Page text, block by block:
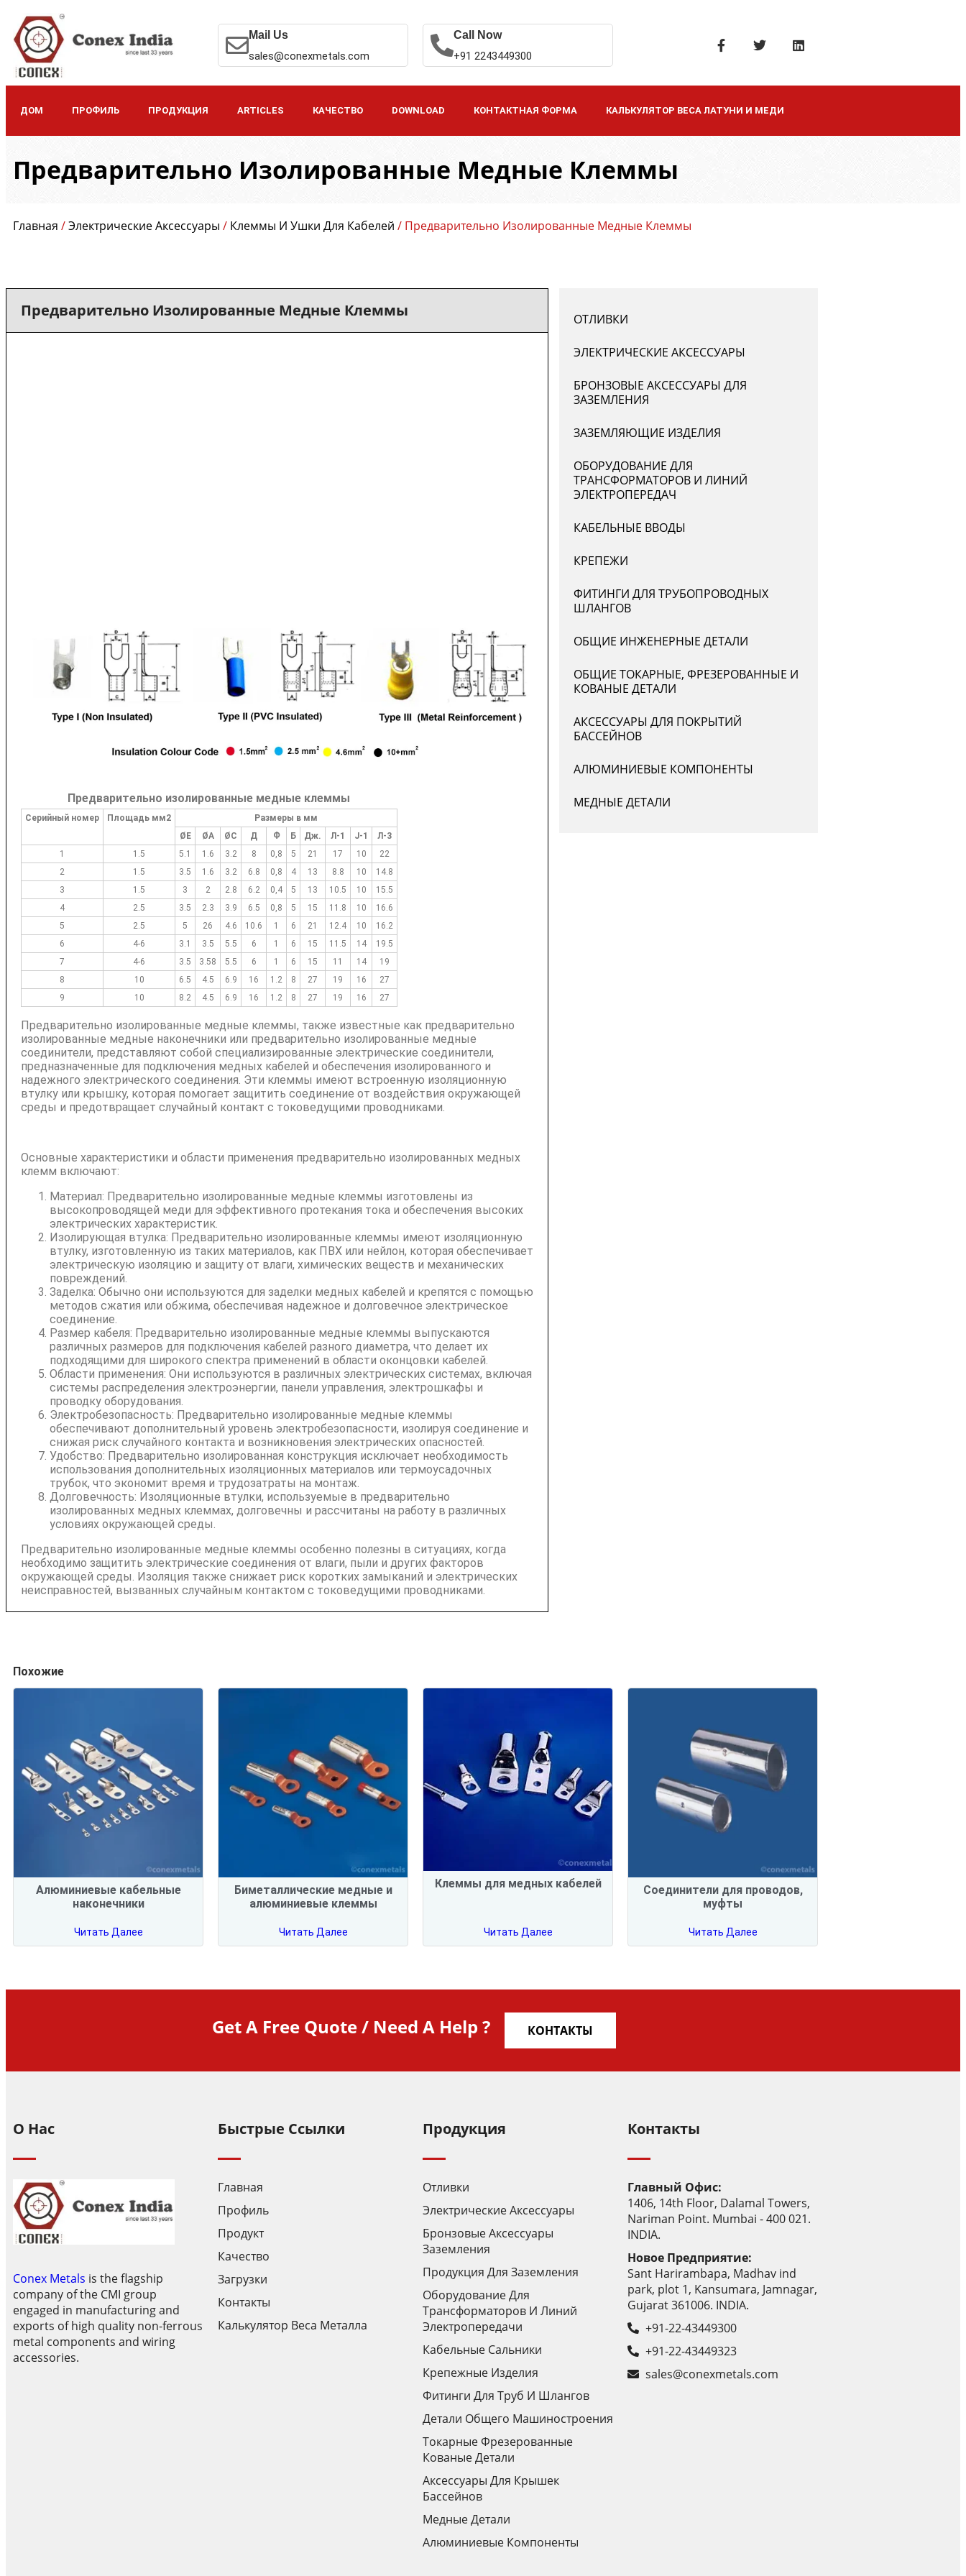
Mail Us
sales@conexmetals.com
Call Now
+91 2243449300
ДОМ ПРОФИЛЬ ПРОДУКЦИЯ ARTICLES КАЧЕСТВО DOWNLOAD КОНТАКТНАЯ ФОРМА КАЛЬКУЛЯТОР ВЕСА ЛАТУНИ И МЕДИ
Предварительно Изолированные Медные Клеммы
Главная /Электрические Аксессуары / Клеммы И Ушки Для Кабелей / Предварительно Изолированные Медные Клеммы
Предварительно Изолированные Медные Клеммы
Предварительно изолированные медные клеммы
Серийный номер Площадь мм2
Размеры в мм
ØE
ØA ØC Д Ф Б Дж. Л-1 J-1
Л-3
1
1.5 5.1 1.6 3.2 8 0,8 5 21 17 10
22
2
1.5 3.5 1.6 3.2 6.8 0,8 4 13 8.8 10
14.8
3
1.5 3 2 2.8 6.2 0,4 5 13 10.5 10
15.5
4
2.5 3.5 2.3 3.9 6.5 0,8 5 15 11.8 10
16.6
5
2.5 5 26 4.6 10.6 1 6 21 12.4 10
16.2
6
4-6 3.1 3.5 5.5 6 1 6 15 11.5 14
19.5
7
4-6 3.5 3.58 5.5 6 1 6 15 11 14
19
8
10 6.5 4.5 6.9 16 1.2 8 27 19 16
27
9
10 8.2 4.5 6.9 16 1.2 8 27 19 16 27
Предварительно изолированные медные клеммы, также известные как предварительно
изолированные медные наконечники или предварительно изолированные медные
соединители, представляют собой специализированные электрические соединители,
предназначенные для подключения медных кабелей и обеспечения изолированного и
надежного электрического соединения. Эти клеммы имеют встроенную изоляционную
втулку или крышку, которая помогает защитить соединение от воздействия окружающей
среды и предотвращает случайный контакт с токоведущими проводниками.
Основные характеристики и области применения предварительно изолированных медных
клемм включают:
Материал: Предварительно изолированные медные клеммы изготовлены из
высокопроводящей меди для эффективного протекания тока и обеспечения высоких
электрических характеристик.
Изолирующая втулка: Предварительно изолированные клеммы имеют изоляционную
втулку, изготовленную из таких материалов, как ПВХ или нейлон, которая обеспечивает
электрическую изоляцию и защиту от влаги, химических веществ и механических
повреждений.
Заделка: Обычно они используются для заделки медных кабелей и крепятся с помощью
методов сжатия или обжима, обеспечивая надежное и долговечное электрическое
соединение.
Размер кабеля: Предварительно изолированные медные клеммы выпускаются
различных размеров для подключения кабелей разного диаметра, что делает их
подходящими для широкого спектра применений в области оконцовки кабелей.
Области применения: Они используются в различных электрических системах, включая
системы распределения электроэнергии, панели управления, электрошкафы и
проводку оборудования.
Электробезопасность: Предварительно изолированные медные клеммы
обеспечивают дополнительный уровень электробезопасности, изолируя соединение и
снижая риск случайного контакта и возникновения электрических опасностей.
Удобство: Предварительно изолированная конструкция исключает необходимость
использования дополнительных изоляционных материалов или термоусадочных
трубок, что экономит время и трудозатраты на монтаж.
Долговечность: Изоляционные втулки, используемые в предварительно
изолированных медных клеммах, долговечны и рассчитаны на работу в различных
условиях окружающей среды.
Предварительно изолированные медные клеммы особенно полезны в ситуациях, когда
необходимо защитить электрические соединения от влаги, пыли и других факторов
окружающей среды. Изоляция также снижает риск коротких замыканий и электрических
неисправностей, вызванных случайным контактом с токоведущими проводниками.
ОТЛИВКИ
ЭЛЕКТРИЧЕСКИЕ АКСЕССУАРЫ
БРОНЗОВЫЕ АКСЕССУАРЫ ДЛЯ
ЗАЗЕМЛЕНИЯ
ЗАЗЕМЛЯЮЩИЕ ИЗДЕЛИЯ
ОБОРУДОВАНИЕ ДЛЯ
ТРАНСФОРМАТОРОВ И ЛИНИЙ
ЭЛЕКТРОПЕРЕДАЧ
КАБЕЛЬНЫЕ ВВОДЫ
КРЕПЕЖИ
ФИТИНГИ ДЛЯ ТРУБОПРОВОДНЫХ
ШЛАНГОВ
ОБЩИЕ ИНЖЕНЕРНЫЕ ДЕТАЛИ
ОБЩИЕ ТОКАРНЫЕ, ФРЕЗЕРОВАННЫЕ И
КОВАНЫЕ ДЕТАЛИ
АКСЕССУАРЫ ДЛЯ ПОКРЫТИЙ
БАССЕЙНОВ
АЛЮМИНИЕВЫЕ КОМПОНЕНТЫ
МЕДНЫЕ ДЕТАЛИ
Похожие
Алюминиевые кабельные
наконечники
Читать Далее
Биметаллические медные и
алюминиевые клеммы
Читать Далее
Клеммы для медных кабелей
Читать Далее
Соединители для проводов,
муфты
Читать Далее
Get A Free Quote / Need A Help ? КОНТАКТЫ
О Нас
Conex Metals is the flagship
company of the CMI group
engaged in manufacturing and
exports of high quality non-ferrous
metal components and wiring
accessories.
Быстрые Ссылки
Главная
Профиль
Продукт
Качество
Загрузки
Контакты
Калькулятор Веса Металла
Продукция
Отливки
Электрические Аксессуары
Бронзовые Аксессуары
Заземления
Продукция Для Заземления
Оборудование Для
Трансформаторов И Линий
Электропередачи
Кабельные Сальники
Крепежные Изделия
Фитинги Для Труб И Шлангов
Детали Общего Машиностроения
Токарные Фрезерованные
Кованые Детали
Аксессуары Для Крышек
Бассейнов
Медные Детали
Алюминиевые Компоненты
Контакты
Главный Офис:
1406, 14th Floor, Dalamal Towers,
Nariman Point. Mumbai - 400 021.
INDIA.
Новое Предприятие:
Sant Harirambapa, Madhav ind
park, plot 1, Kansumara, Jamnagar,
Gujarat 361006. INDIA.
+91-22-43449300
+91-22-43449323
sales@conexmetals.com